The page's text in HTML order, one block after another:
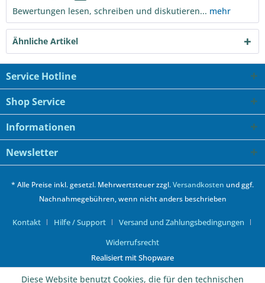
Bewertungen lesen, schreiben und diskutieren... mehr
Ähnliche Artikel
Service Hotline
Shop Service
Informationen
Newsletter
* Alle Preise inkl. gesetzl. Mehrwertsteuer zzgl.Versandkosten und ggf.
Nachnahmegebühren, wenn nicht anders beschrieben
Kontakt Hilfe / Support
Versand und Zahlungsbedingungen
Widerrufsrecht
Realisiert mit Shopware
Diese Website benutzt Cookies, die für den technischen